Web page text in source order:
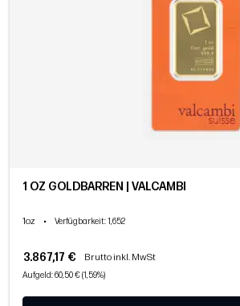
1 OZ GOLDBARREN | VALCAMBI
1oz • Verfügbarkeit: 1,652
3.867,17 € Brutto inkl. MwSt
Aufgeld: 60,50 € (1,59%)